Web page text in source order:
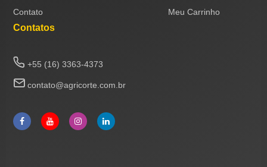
Contato
Meu Carrinho
Contatos
+55 (16) 3363-4373
contato@agricorte.com.br